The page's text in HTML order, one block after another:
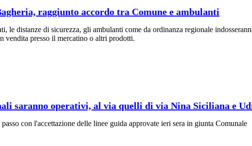
raggiunto accordo tra Comune e ambulanti
le distanze di sicurezza, gli ambulanti come da ordinanza regionale
vendita presso il mercatino o altri prodotti.
saranno operativi, al via quelli di via Nina Siciliana e
con l'accettazione delle linee guida approvate ieri sera in giunta Comunale